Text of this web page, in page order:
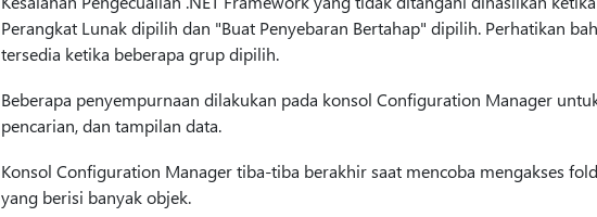
Perangkat Lunak dipilih dan "Buat Penyebaran Bertahap" dipilih. Perhatikan
tersedia ketika beberapa grup dipilih.
Beberapa penyempurnaan dilakukan pada konsol Configuration Manager
pencarian, dan tampilan data.
Konsol Configuration Manager tiba-tiba berakhir saat mencoba mengakses
yang berisi banyak objek.